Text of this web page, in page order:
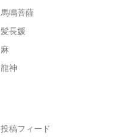
馬鳴菩薩
髪長媛
麻
龍神
投稿フィード